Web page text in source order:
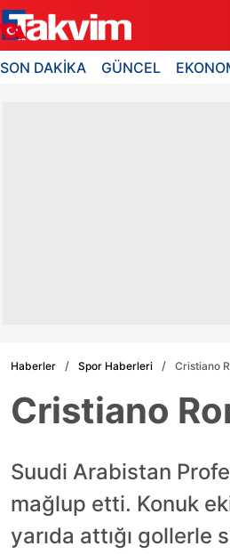
SON DAKİKA GÜNCEL
Haberler Spor Haberleri Cristiano
Cristiano
Suudi Arabistan
mağlup etti. Konuk
yarıda attığı gollerle